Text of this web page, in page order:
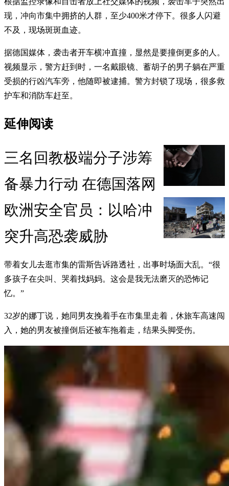
现，冲向市集中拥挤的人群，至少400米才停下。很多人闪避
不及，现场斑斑血迹。
据德国媒体，袭击者开车横冲直撞，显然是要撞倒更多的人。
视频显示，警方赶到时，一名戴眼镜、蓄胡子的男子躺在严重
受损的行凶汽车旁，他随即被逮捕。警方封锁了现场，很多救
护车和消防车赶至。
延伸阅读
三名回教极端分子涉筹
备暴力行动 在德国落网
欧洲安全官员：以哈冲
突升高恐袭威胁
带着女儿去逛市集的雷斯告诉路透社，出事时场面大乱。“很
多孩子在尖叫、哭着找妈妈。这会是我无法磨灭的恐怖记
忆。”
32岁的娜丁说，她同男友挽着手在市集里走着，休旅车高速闯
入，她的男友被撞倒后还被车拖着走，结果头脚受伤。